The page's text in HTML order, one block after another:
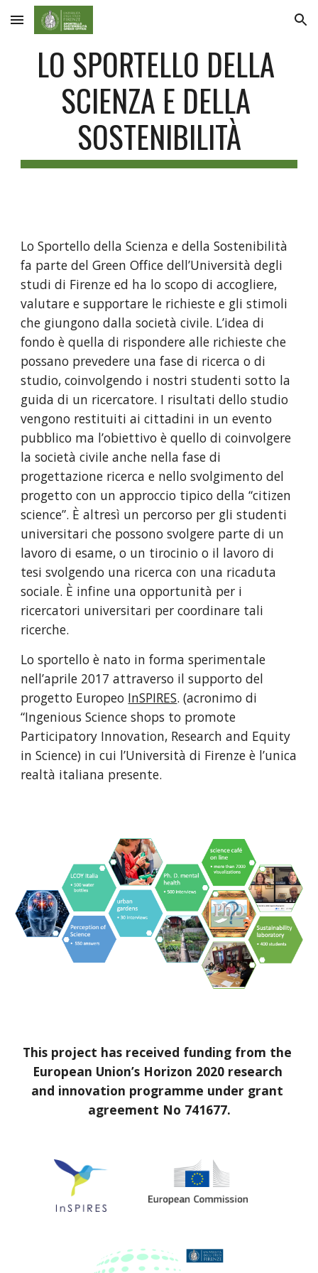
Skip to main content Skip to navigation
LO SPORTELLO DELLA
SCIENZA E DELLA
SOSTENIBILITÀ
Lo Sportello della Scienza e della Sostenibilità
fa parte del Green Office dell’Università degli
studi di Firenze ed ha lo scopo di accogliere,
valutare e supportare le richieste e gli stimoli
che giungono dalla società civile. L’idea di
fondo è quella di rispondere alle richieste che
possano prevedere una fase di ricerca o di
studio, coinvolgendo i nostri studenti sotto la
guida di un ricercatore. I risultati dello studio
vengono restituiti ai cittadini in un evento
pubblico ma l’obiettivo è quello di coinvolgere
la società civile anche nella fase di
progettazione ricerca e nello svolgimento del
progetto con un approccio tipico della “citizen
science”. È altresì un percorso per gli studenti
universitari che possono svolgere parte di un
lavoro di esame, o un tirocinio o il lavoro di
tesi svolgendo una ricerca con una ricaduta
sociale. È infine una opportunità per i
ricercatori universitari per coordinare tali
ricerche.
Lo sportello è nato in forma sperimentale
nell’aprile 2017 attraverso il supporto del
progetto Europeo InSPIRES. (acronimo di
“Ingenious Science shops to promote
Participatory Innovation, Research and Equity
in Science) in cui l’Università di Firenze è l’unica
realtà italiana presente.
This project has received funding from the
European Union’s Horizon 2020 research
and innovation programme under grant
agreement No 741677.